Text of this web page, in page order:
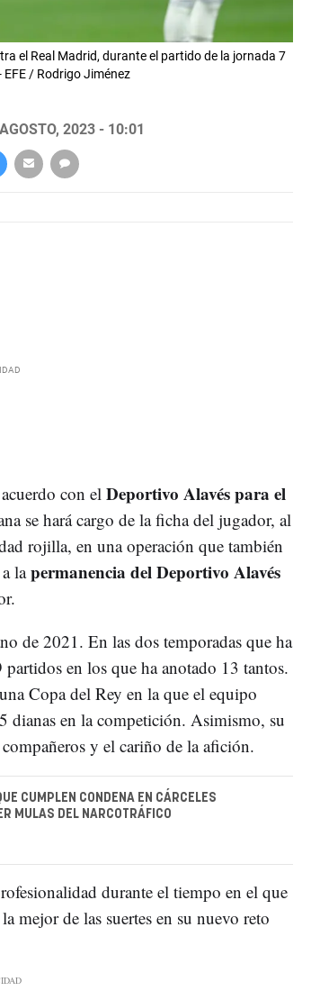
el Real Madrid, durante el partido de la jornada 7
/ Rodrigo Jiménez
2023 - 10:01
con elDeportivo Alavés para el
se hará cargo de la ficha del jugador, al
rojilla, en una operación que también
lapermanencia del Deportivo Alavés
de 2021. En las dos temporadas que ha
en los que ha anotado 13 tantos.
Copa del Rey en la que el equipo
dianas en la competición. Asimismo, su
y el cariño de la afición.
CUMPLEN CONDENA EN CÁRCELES
MULAS DEL NARCOTRÁFICO
durante el tiempo en el que
mejor de las suertes en su nuevo reto